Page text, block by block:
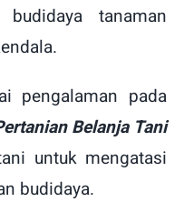
tanaman
pengalaman pada
Belanja Tani
untuk mengatasi
budidaya.